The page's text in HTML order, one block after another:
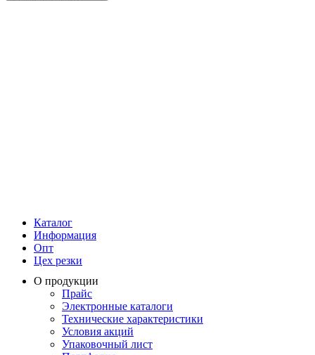
Каталог
Информация
Опт
Цех резки
О продукции
Прайс
Электронные каталоги
Технические характеристики
Условия акций
Упаковочный лист